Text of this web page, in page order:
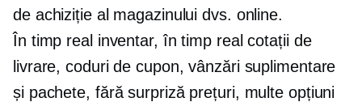
de achiziție al magazinului dvs. online.
În timp real inventar,în timp real cotații de
livrare, coduri de cupon, vânzări suplimentare
și pachete, fără surprizăprețuri, multe opțiuni